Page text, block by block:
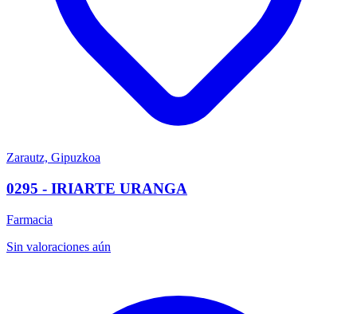
Zarautz, Gipuzkoa
0295 - IRIARTE URANGA
Farmacia
Sin valoraciones aún